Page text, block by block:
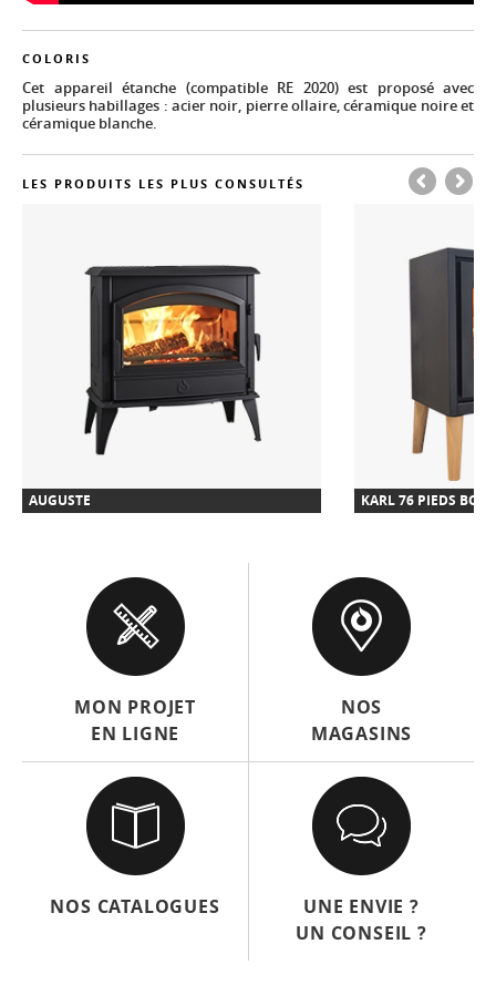
COLORIS
Cet appareil étanche (compatible RE 2020) est proposé avec
plusieurs habillages : acier noir, pierre ollaire, céramique noire et
céramique blanche.
LES PRODUITS LES PLUS CONSULTÉS
AUGUSTE KARL 76 PIEDS BOIS
MON PROJET
EN LIGNE
NOS
MAGASINS
NOS CATALOGUES
UNE ENVIE ?
UN CONSEIL ?